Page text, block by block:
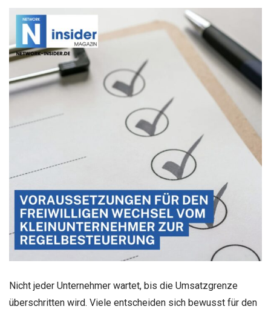
Nicht jeder Unternehmer wartet, bis die Umsatzgrenze
überschritten wird. Viele entscheiden sich bewusst für den